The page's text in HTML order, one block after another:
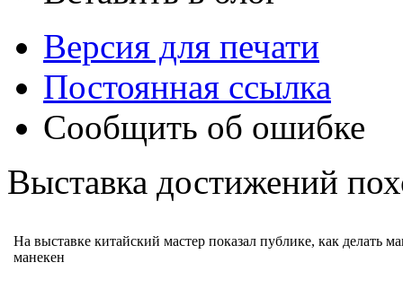
Версия для печати
Постоянная ссылка
Сообщить об ошибке
Выставка достижений
На выставке китайский мастер показал публике, как
манекен